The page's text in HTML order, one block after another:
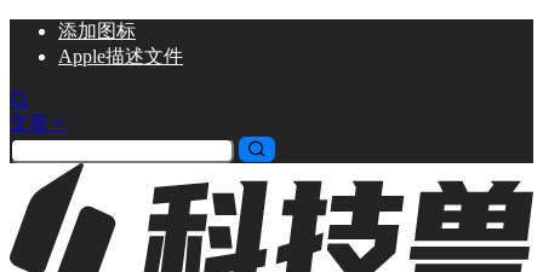
添加图标
Apple描述文件
文章